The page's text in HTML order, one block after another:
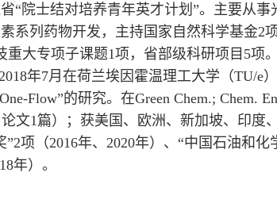
“院士结对培养青年英才计划”。主要从
系列药物开发，主持国家自然科学基金2
重大专项子课题1项，省部级科研项目5项
年7月在荷兰埃因霍温理工大学（TU/e
Flow”的研究。在Green Chem.; Chem.
文1篇）；获美国、欧洲、新加坡、印度
项（2016年、2020年）、“中国石油和化
年）。